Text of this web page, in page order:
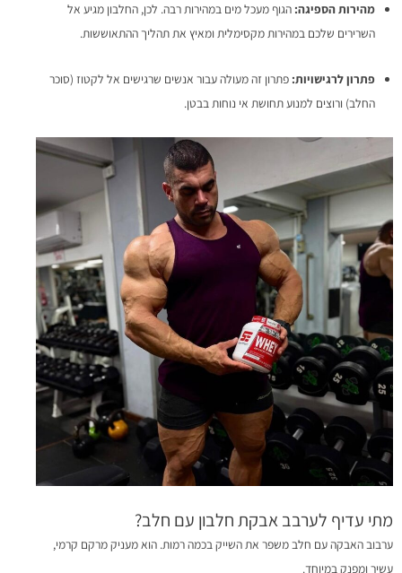
מהירות הספיגה: הגוף מעכל מים במהירות רבה. לכן, החלבון מגיע אל
השרירים שלכם במהירות מקסימלית ומאיץ את תהליך ההתאוששות.
פתרון לרגישויות: פתרון זה מעולה עבור אנשים שרגישים אל לקטוז (סוכר
החלב) ורוצים למנוע תחושת אי נוחות בבטן.
מתי עדיף לערבב אבקת חלבון עם חלב?
ערבוב האבקה עם חלב משפר את השייק בכמה רמות. הוא מעניק מרקם קרמי,
עשיר ומפנק במיוחד.